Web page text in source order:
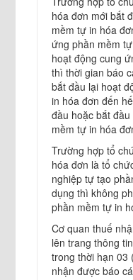
hóa đơn mới bắt
mềm tự in hóa
ứng phần mềm
hoạt động cung
thì thời gian báo
bắt đầu lại hoạt
in hóa đơn đến
đầu hoặc bắt
mềm tự in hóa
Trường hợp tổ
hóa đơn là tổ
nghiệp tự tạo
dụng thì không
phần mềm tự in
Cơ quan thuế
lên trang thông
trong thời hạn 03
nhận được báo